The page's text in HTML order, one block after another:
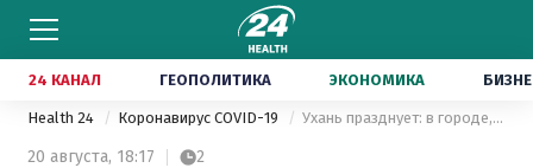
24 КАНАЛ ГЕОПОЛИТИКА ЭКОНОМИКА
Health 24 Коронавирус COVID-19 Ухань празднует: в городе, где зародился коронавирус, проводят масштабные фестивали: видео
20 августа, 18:17 2